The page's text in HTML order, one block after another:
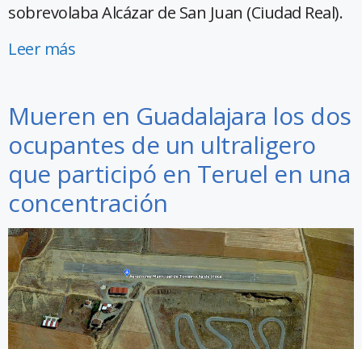
sobrevolaba Alcázar de San Juan (Ciudad Real).
Leer más
Mueren en Guadalajara los dos
ocupantes de un ultraligero
que participó en Teruel en una
concentración